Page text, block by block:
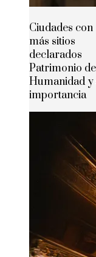
Ciudades con
más sitios
declarados
Patrimonio
Humanidad y
importancia